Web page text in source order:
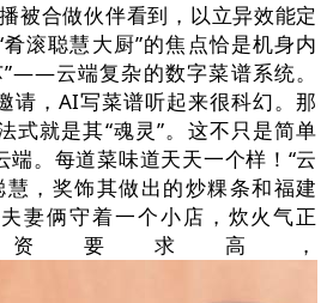
被合做伙伴看到，以立异效能定
滚聪慧大厨”的焦点恰是机身内
云端复杂的数字菜谱系统。
请，AI写菜谱听起来很科幻。那
式就是其“魂灵”。这不只是简单
端。每道菜味道天天一个样！“云
，奖饰其做出的炒粿条和福建
妻俩守着一个小店，炊火气正
要求高，